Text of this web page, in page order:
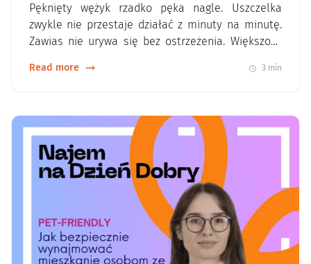
Pęknięty wężyk rzadko pęka nagle. Uszczelka
zwykle nie przestaje działać z minuty na minutę.
Zawias nie urywa się bez ostrzeżenia. Większość
delikatnie kapie. Coś skrzypi. Coś zaczyna
osób. Więcej prania. Więcej kąpieli. Więcej
Read more 3 min